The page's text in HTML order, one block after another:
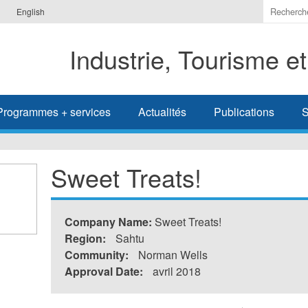
English
Indiquer
les
à
Industrie, Tourisme
+ services Actualités Publications
Sweet Treats!
Company Name: Sweet Treats!
Region:
Sahtu
Community:
Norman Wells
Approval Date:
avril 2018